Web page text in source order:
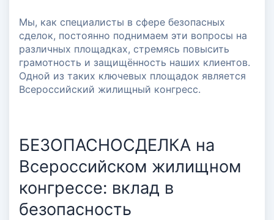
Мы, как специалисты в сфере безопасных
сделок, постоянно поднимаем эти вопросы на
различных площадках, стремясь повысить
грамотность и защищённость наших клиентов.
Одной из таких ключевых площадок является
Всероссийский жилищный конгресс.
БЕЗОПАСНОСДЕЛКА на
Всероссийском жилищном
конгрессе: вклад в
безопасность